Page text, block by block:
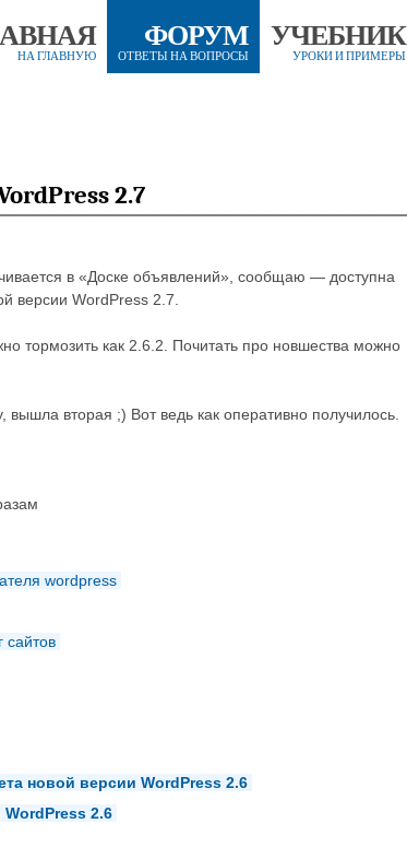
НА ГЛАВНУЮ
ФОРУМ
ОТВЕТЫ НА ВОПРОСЫ
УЧЕБНИК
УРОКИ И ПРИМЕРЫ
2.7
в «Доске объявлений», сообщаю — доступна
версии WordPress 2.7.
тормозить как 2.6.2. Почитать про новшества можно
вышла вторая ;) Вот ведь как оперативно получилось.
wordpress
сайтов
новой версии WordPress 2.6
2.6